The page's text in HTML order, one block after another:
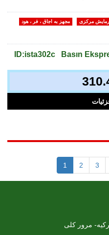
مجهز به اجاق ، فر ، هود مرکزی
ID:ista302c
Basın
1 2 3
مرور کلی